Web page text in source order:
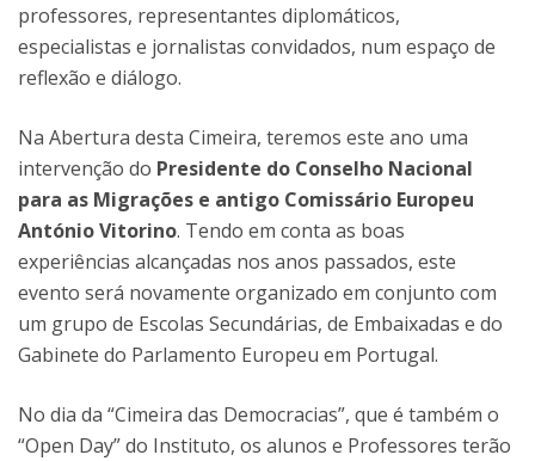
professores, representantes diplomáticos,
especialistas e jornalistas convidados, num espaço de
reflexão e diálogo.
Na Abertura desta Cimeira, teremos este ano uma
intervenção do Presidente do Conselho Nacional
para as Migrações e antigo Comissário Europeu
António Vitorino. Tendo em conta as boas
experiências alcançadas nos anos passados, este
evento será novamente organizado em conjunto com
um grupo de Escolas Secundárias, de Embaixadas e do
Gabinete do Parlamento Europeu em Portugal.
No dia da “Cimeira das Democracias”, que é também o
“Open Day” do Instituto, os alunos e Professores terão